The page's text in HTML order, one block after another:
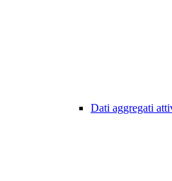
Dati aggregati